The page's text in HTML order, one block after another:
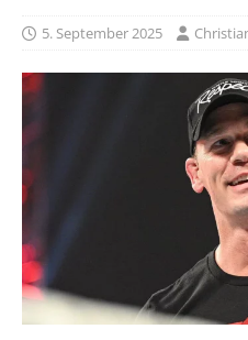
5. September 2025